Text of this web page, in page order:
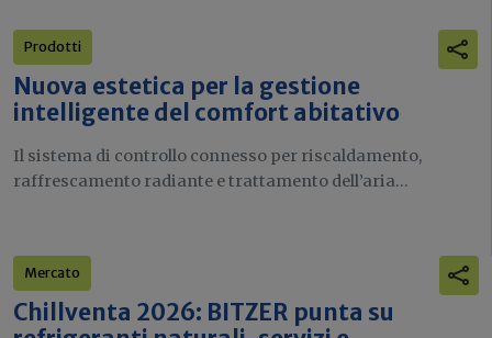
Prodotti
Nuova estetica per la gestione
intelligente del comfort abitativo
Il sistema di controllo connesso per riscaldamento,
raffrescamento radiante e trattamento dell’aria...
Mercato
Chillventa 2026: BITZER punta su